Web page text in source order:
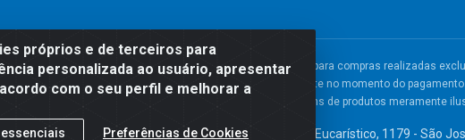
próprios e de terceiros para
personalizada ao usuário, apresentar
com o seu perfil e melhorar a
Preferências de Cookies
promoções, condições de pagamento e frete são válidos para compras realizadas
será válido o preço que for exibido no carrinho de compras do site no momento do
Imagens de produtos meramente
Comercial de Construção 2001 LTDA - Av. Congresso Eucarístico, 1179 - São